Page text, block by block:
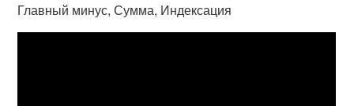
Главный минус, Сумма, Индексация